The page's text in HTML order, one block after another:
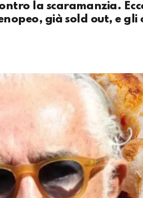
la scaramanzia.
già sold out, e gli